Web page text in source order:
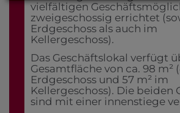
vielfältigen
zweigeschossig errichtet
Erdgeschoss als auch im
Kellergeschoss).
Das Geschäftslokal verfügt
Gesamtfläche von ca. 98 m²
Erdgeschoss und 57 m² im
Kellergeschoss). Die beiden
sind mit einer innenstiege